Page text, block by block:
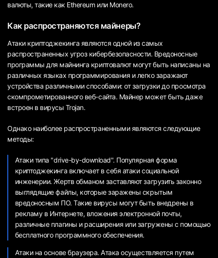
валюты, такие как Ethereum или Monero.
Как распространяются майнеры?
Атаки криптоджекинга являются одной из самых
распространенных угроз кибербезопасности. Вредоносные
программы для майнинга криптовалют могут быть написаны на
различных языках программирования и легко заражают
устройства различными способами: от загрузки до просмотра
скомпрометированного веб-сайта. Майнер может быть даже
встроен в вирусы Trojan.
Однако наиболее распространенными являются следующие
методы:
Атаки типа "drive-by-download". Популярная форма
криптоджекинга включает в себя атаки социальной
инженерии. Жертв обманом заставляют загрузить законно
выглядящие файлы, которые заражены скрытым
вредоносным ПО. Такие вирусы могут быть внедрены в
рекламу в Интернете, вложения электронной почты,
различные плагины и расширения или загружены с помощью
бесплатного программного обеспечения.
Атаки на основе браузера. Атака осуществляется путем